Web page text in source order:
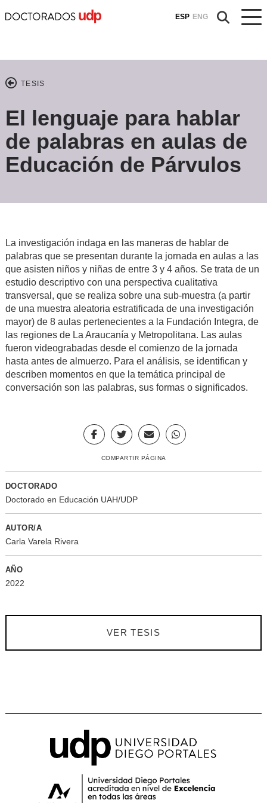
ESP ENG
TESIS
El lenguaje para hablar
de palabras en aulas de
Educación de Párvulos
La investigación indaga en las maneras de hablar de
palabras que se presentan durante la jornada en aulas a las
que asisten niños y niñas de entre 3 y 4 años. Se trata de un
estudio descriptivo con una perspectiva cualitativa
transversal, que se realiza sobre una sub-muestra (a partir
de una muestra aleatoria estratificada de una investigación
mayor) de 8 aulas pertenecientes a la Fundación Integra, de
las regiones de La Araucanía y Metropolitana. Las aulas
fueron videograbadas desde el comienzo de la jornada
hasta antes de almuerzo. Para el análisis, se identifican y
describen momentos en que la temática principal de
conversación son las palabras, sus formas o significados.
COMPARTIR PÁGINA
DOCTORADO
Doctorado en Educación UAH/UDP
AUTOR/A
Carla Varela Rivera
AÑO
2022
VER TESIS